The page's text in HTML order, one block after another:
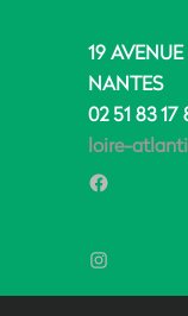
19
NANTES
02 51 83 17
loire-
Facebook
Instagram